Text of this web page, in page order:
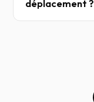
déplacement ?